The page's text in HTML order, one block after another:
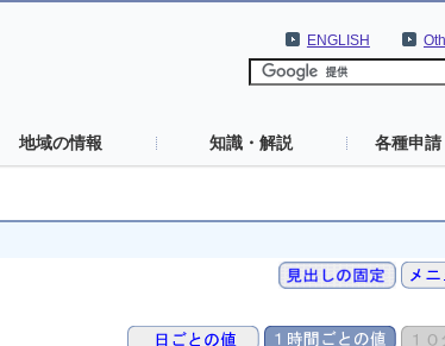
ENGLISH
地域の情報 知識・解説 各種申